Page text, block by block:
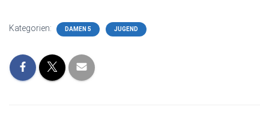
Kategorien: DAMEN 5 JUGEND